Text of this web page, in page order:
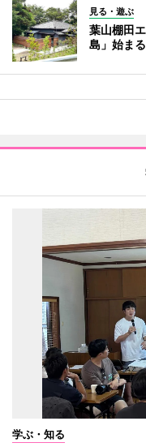
見る・遊ぶ
葉山棚田
島」始ま
学ぶ・知る